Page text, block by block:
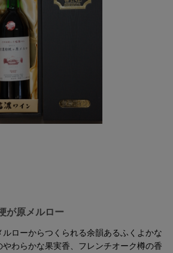
が原メルロー
ローからつくられる余韻あるふくよかな
わらかな果実香、フレンチオーク樽の香